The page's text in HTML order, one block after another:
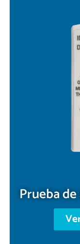
Prueba